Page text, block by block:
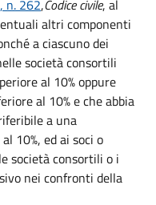
n. 262,Codice civile, al
altri componenti
a ciascuno dei
società consortili
al 10% oppure
al 10% e che abbia
a una
10%, ed ai soci o
società consortili o i
nei confronti della